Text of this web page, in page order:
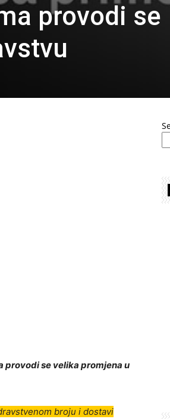
provodi se
provodi se velika promjena u
broju i dostavi